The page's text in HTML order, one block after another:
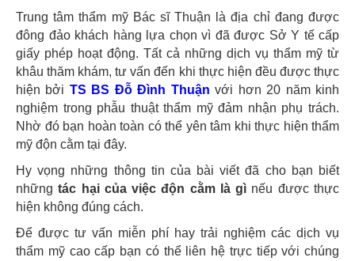
Trung tâm thẩm mỹ Bác sĩ Thuận là địa chỉ đang được
đông đảo khách hàng lựa chọn vì đã được Sở Y tế cấp
giấy phép hoạt động. Tất cả những dịch vụ thẩm mỹ từ
khâu thăm khám, tư vấn đến khi thực hiện đều được thực
hiện bởi TS BS Đỗ Đình Thuận với hơn 20 năm kinh
nghiệm trong phẫu thuật thẩm mỹ đảm nhận phụ trách.
Nhờ đó bạn hoàn toàn có thể yên tâm khi thực hiện thẩm
mỹ độn cằm tại đây.
Hy vọng những thông tin của bài viết đã cho bạn biết
nhữngtác hại của việc độn cằm là gì nếu được thực
hiện không đúng cách.
Để được tư vấn miễn phí hay trải nghiệm các dịch vụ
thẩm mỹ cao cấp bạn có thể liên hệ trực tiếp với chúng